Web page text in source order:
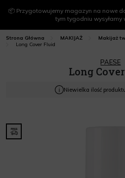
📦 Przygotowujemy magazyn na nowe
tym tygodniu wysyłamy
Strona Główna MAKIJAŻ Makijaż
Long Cover Fluid
PAESE
Long
Niewielka ilość